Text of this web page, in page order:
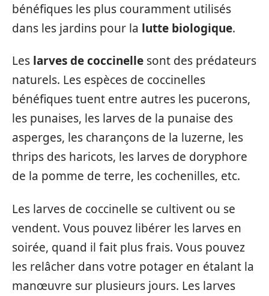
bénéfiques les plus couramment utilisés
dans les jardins pour la lutte biologique.
Les larves de coccinelle sont des prédateurs
naturels. Les espèces de coccinelles
bénéfiques tuent entre autres les pucerons,
les punaises, les larves de la punaise des
asperges, les charançons de la luzerne, les
thrips des haricots, les larves de doryphore
de la pomme de terre, les cochenilles, etc.
Les larves de coccinelle se cultivent ou se
vendent. Vous pouvez libérer les larves en
soirée, quand il fait plus frais. Vous pouvez
les relâcher dans votre potager en étalant la
manœuvre sur plusieurs jours. Les larves